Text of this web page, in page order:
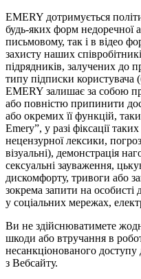
EMERY дотримується
будь-яких форм недоречної
письмовому, так і в відео
захисту наших
підрядників, залучених до
типу підписки користувача
EMERY залишає за собою
або повністю припинити
або окремих її функцій,
Emery”, у разі фіксації
нецензурної лексики,
візуальні), демонстрація
сексуальні зауваження,
дискомфорту, тривоги або
зокрема запити на особисті
у соціальних мережах,
Ви не здійснюватимете
шкоди або втручання в
несанкціонованого доступу
з Вебсайту.